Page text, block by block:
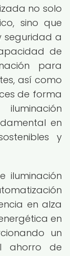
no solo
sino que
seguridad a
de
para
así como
de forma
en
y
iluminación
en alza
en
un
ahorro de